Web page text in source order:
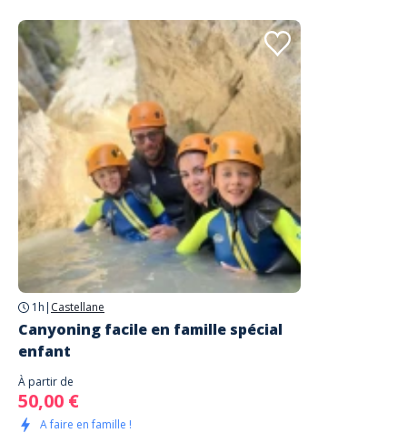
1h | Castellane
Canyoning facile en famille spécial
enfant
À partir de
50,00 €
A faire en famille !